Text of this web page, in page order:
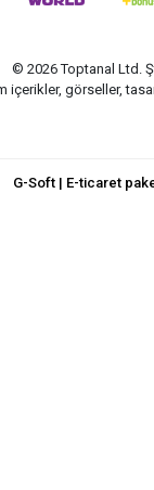
© 2026 Toptanal Ltd.
görseller,
G-Soft | E-ticaret